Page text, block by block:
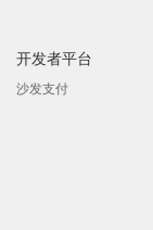
开发者平台
沙发支付